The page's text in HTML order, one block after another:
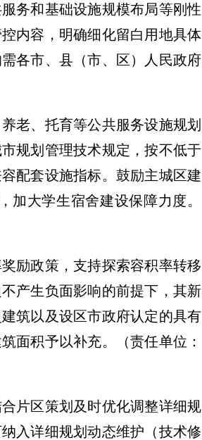
务和基础设施规模布局等刚性
内容，明确细化留白用地具体
各市、县（市、区）人民政府
老、托育等公共服务设施规划
规划管理技术规定，按不低于
配套设施指标。鼓励主城区建
大学生宿舍建设保障力度。
励政策，支持探索容积率转移
产生负面影响的前提下，其新
筑以及设区市政府认定的具有
面积予以补充。
（责任单位：
片区策划及时优化调整详细规
入详细规划动态维护（技术修